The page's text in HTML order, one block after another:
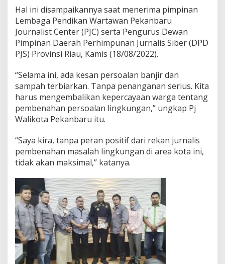
a
n
J
u
r
n
l
i
s
i
t
i
Hal ini disampaikannya saat menerima pimpinan
Lembaga Pendikan Wartawan Pekanbaru
Journalist Center (PJC) serta Pengurus Dewan
Pimpinan Daerah Perhimpunan Jurnalis Siber (DPD
PJS) Provinsi Riau, Kamis (18/08/2022).
“Selama ini, ada kesan persoalan banjir dan
sampah terbiarkan. Tanpa penanganan serius. Kita
harus mengembalikan kepercayaan warga tentang
pembenahan persoalan lingkungan,” ungkap Pj
Walikota Pekanbaru itu.
“Saya kira, tanpa peran positif dari rekan jurnalis
pembenahan masalah lingkungan di area kota ini,
tidak akan maksimal,” katanya.